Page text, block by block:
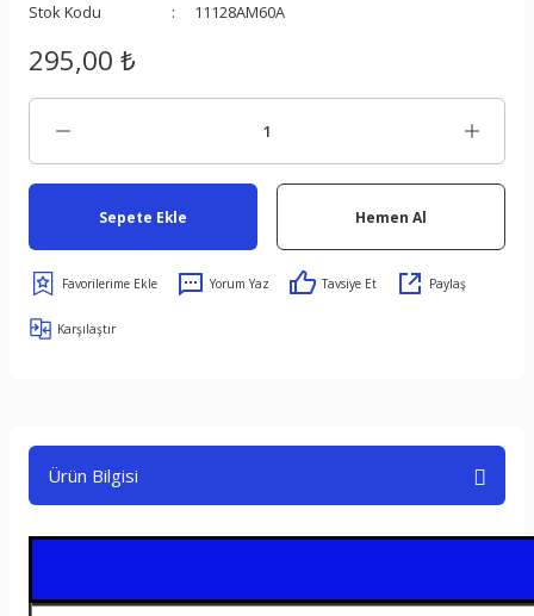
Stok Kodu
11128AM60A
295,00 ₺
Sepete Ekle Hemen Al
Yorum Yaz Tavsiye Et Paylaş
Karşılaştır
Ürün Bilgisi